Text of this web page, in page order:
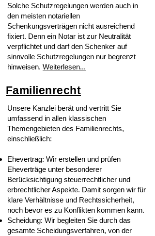
Solche Schutzregelungen werden auch in
den meisten notariellen
Schenkungsverträgen nicht ausreichend
fixiert. Denn ein Notar ist zur Neutralität
verpflichtet und darf den Schenker auf
sinnvolle Schutzregelungen nur begrenzt
hinweisen. Weiterlesen...
Familienrecht
​Unsere Kanzlei berät und vertritt Sie
umfassend in allen klassischen
Themengebieten des Familienrechts,
einschließlich:
Ehevertrag: Wir erstellen und prüfen
Eheverträge unter besonderer
Berücksichtigung steuerrechtlicher und
erbrechtlicher Aspekte. Damit sorgen wir für
klare Verhältnisse und Rechtssicherheit,
noch bevor es zu Konflikten kommen kann.
Scheidung: Wir begleiten Sie durch das
gesamte Scheidungsverfahren, von der